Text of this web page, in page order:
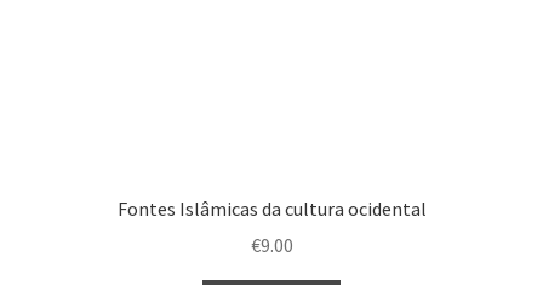
Fontes Islâmicas da cultura ocidental
€9.00